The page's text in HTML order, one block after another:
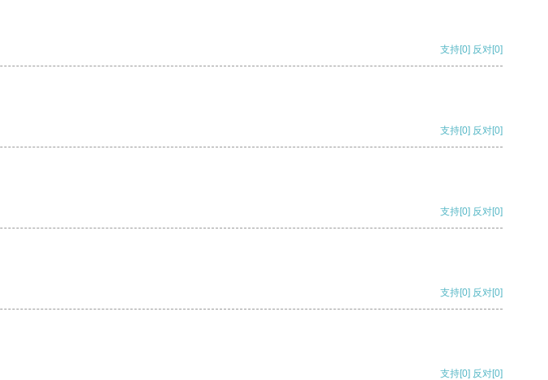
支持[0] 反对[0]
支持[0] 反对[0]
支持[0] 反对[0]
支持[0] 反对[0]
支持[0] 反对[0]